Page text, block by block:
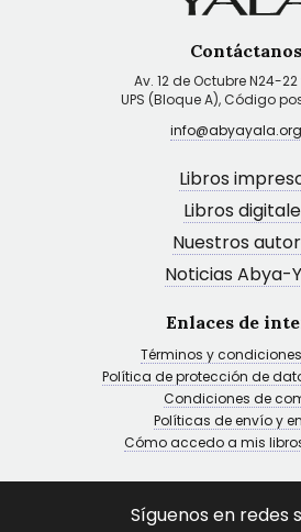
Contáctanos
Av. 12 de Octubre N24-
UPS (Bloque A), Código
Libros
Libros
Nuestros
Noticias Abya-
Enlaces de
Términos y
Política de protección de
Condiciones de
Políticas de envío y
Cómo accedo a mis
Síguenos en redes